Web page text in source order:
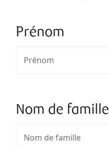
Prénom
Nom de famille